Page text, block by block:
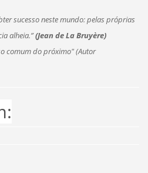
sucesso neste mundo:pelas próprias
alheia.”(Jean de La Bruyère)
comum do próximo"(Autor